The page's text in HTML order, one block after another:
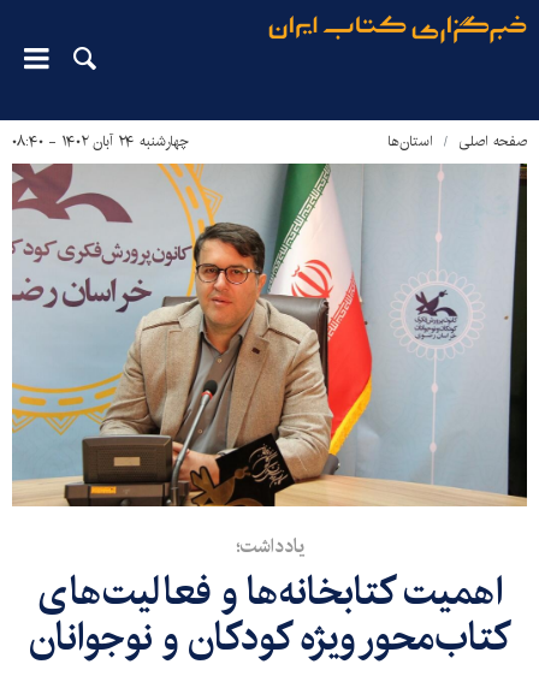
صفحه اصلی استان‌ها چهارشنبه ۲۴ آبان ۱۴۰۲ - ۰۸:۴۰
یادداشت؛
اهمیت کتابخانه‌ها و فعالیت‌های
کتاب‌محور ویژه کودکان و نوجوانان